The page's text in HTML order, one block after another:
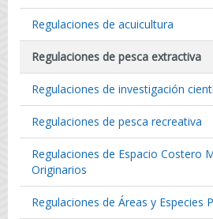
Regulaciones de acuicultura
Regulaciones de pesca extractiva
Regulaciones de investigación
Regulaciones de pesca recreativa
Regulaciones de Espacio Costero
Originarios
Regulaciones de Áreas y Especies